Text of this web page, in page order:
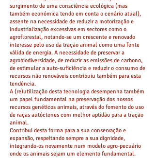
surgimento de uma consciência ecológica (mas
também económica tendo em conta o cenário atual),
assente na necessidade de reduzir a motorização e
industrialização excessivas em sectores como o
agroflorestal, notando-se um crescente e renovado
interesse pelo uso da tração animal como uma fonte
válida de energia. A necessidade de preservar a
agrobiodiversidade, de reduzir as emissões de carbono,
de estimular a auto-suficiência e reduzir o consumo de
recursos não renováveis contribuiu também para esta
tendência.
A (re)utilização desta tecnologia desempenha também
um papel fundamental na preservação dos nossos
recursos genéticos animais, através do fomento do uso
de raças autóctones com melhor aptidão para a tração
animal.
Contribui desta forma para a sua conservação e
expansão, respeitando sempre a sua dignidade,
integrando-os novamente num modelo agro-pecuário
onde os animais sejam um elemento fundamental.